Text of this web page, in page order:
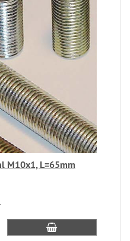
M10x1, L=65mm